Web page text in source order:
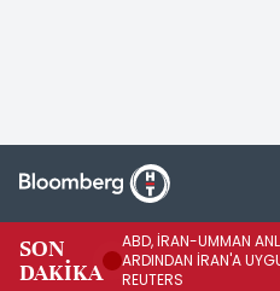
SON
DAKİKA
ABD, İRAN-UMMAN
ARDINDAN İRAN'A
REUTERS